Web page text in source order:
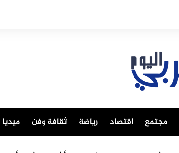
مجتمع اقتصاد رياضة ثقافة وفن ميديا